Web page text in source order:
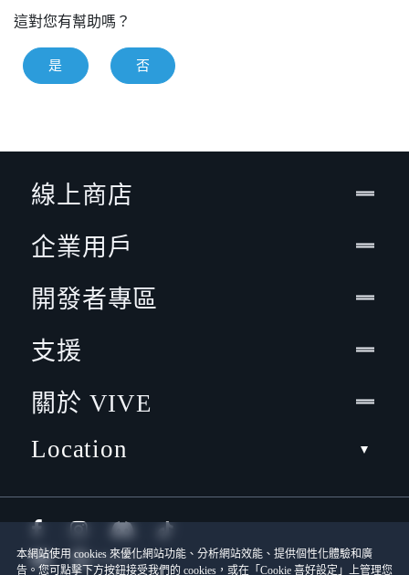
這對您有幫助嗎？
是 否
本網站使用 cookies 來優化網站功能、分析網站效能、提供個性化體驗和廣
告。您可點擊下方按鈕接受我們的 cookies，或在「Cookie 喜好設定」上管理您
線上商店
企業用戶
開發者專區
支援
關於 VIVE
Location